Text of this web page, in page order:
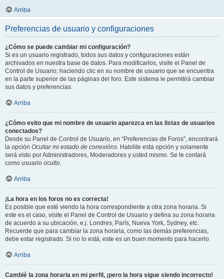
Arriba
Preferencias de usuario y configuraciones
¿Cómo se puede cambiar mi configuración?
Si es un usuario registrado, todos sus datos y configuraciones están
archivados en nuestra base de datos. Para modificarlos, visite el Panel de
Control de Usuario; haciendo clic en su nombre de usuario que se encuentra
en la parte superior de las páginas del foro. Este sistema le permitirá cambiar
sus datos y preferencias.
Arriba
¿Cómo evito que mi nombre de usuario aparezca en las listas de usuarios
conectados?
Desde su Panel de Control de Usuario, en “Preferencias de Foros”, encontrará
la opción Ocultar mi estado de conexións. Habilite esta opción y solamente
será visto por Administradores, Moderadores y usted mismo. Se le contará
como usuario oculto.
Arriba
¡La hora en los foros no es correcta!
Es posible que esté viendo la hora correspondiente a otra zona horaria. Si
este es el caso, visite el Panel de Control de Usuario y defina su zona horaria
de acuerdo a su ubicación, e.j. Londres, París, Nueva York, Sydney, etc.
Recuerde que para cambiar la zona horaria, como las demás preferencias,
debe estar registrado. Si no lo está, este es un buen momento para hacerlo.
Arriba
Cambié la zona horaria en mi perfil, ¡pero la hora sigue siendo incorrecto!